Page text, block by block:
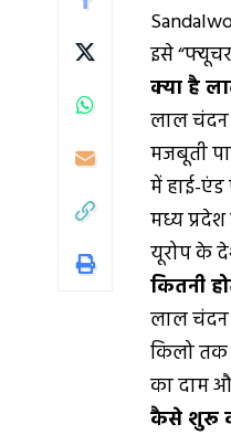
इसे
क्या है
लाल चंदन
मजबूती
में हाई-
मध्य
यूरोप के
कितनी
लाल चंदन
किलो तक
का दाम
कैसे शुरू